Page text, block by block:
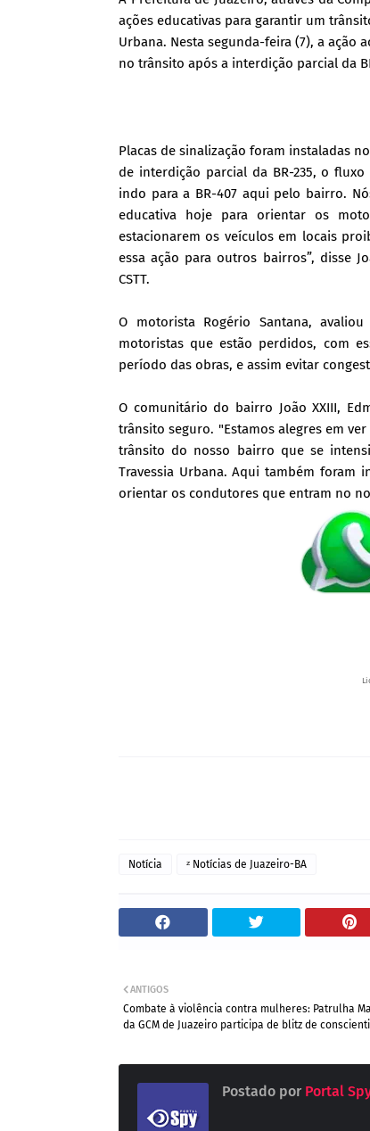
ações educativas para garantir um
Urbana. Nesta segunda-feira (7), a ação
no trânsito após a interdição parcial da
Placas de sinalização foram instaladas
de interdição parcial da BR-235, o
indo para a BR-407 aqui pelo bairro.
educativa hoje para orientar os
estacionarem os veículos em locais
essa ação para outros bairros”, disse
CSTT.
O motorista Rogério Santana,
motoristas que estão perdidos, com
período das obras, e assim evitar
O comunitário do bairro João XXIII,
trânsito seguro. "Estamos alegres em
trânsito do nosso bairro que se
Travessia Urbana. Aqui também foram
orientar os condutores que entram no
Notícia ᶻ Notícias de Juazeiro-BA
ANTIGOS
Combate à violência contra mulheres: Patrulha
da GCM de Juazeiro participa de blitz de
Postado por Portal